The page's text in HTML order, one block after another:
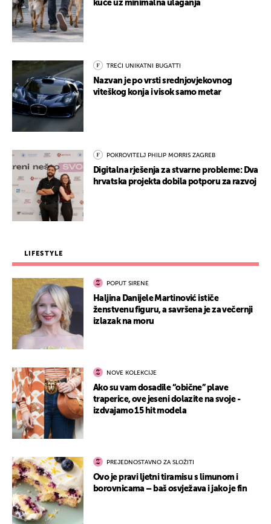
kuće uz minimalna ulaganja
TREĆI UNIKATNI BUGATTI
Nazvan je po vrsti srednjovjekovnog
viteškog konja i visok samo metar
POKROVITELJ PHILIP MORRIS ZAGREB
Digitalna rješenja za stvarne probleme: Dva
hrvatska projekta dobila potporu za razvoj
LIFESTYLE
POPUT SIRENE
Haljina Danijele Martinović ističe
ženstvenu figuru, a savršena je za večernji
izlazak na moru
NOVE KOLEKCIJE
Ako su vam dosadile “obične” plave
traperice, ove jeseni dolazite na svoje -
izdvajamo 15 hit modela
PREJEDNOSTAVNO ZA SLOŽITI
Ovo je pravi ljetni tiramisu s limunom i
borovnicama – baš osvježava i jako je fin